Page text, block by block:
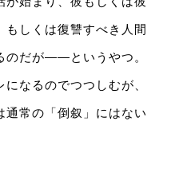
もしくは復讐すべき人間
のだが――というやつ。
なるのでつつしむが、
通常の「倒叙」にはない